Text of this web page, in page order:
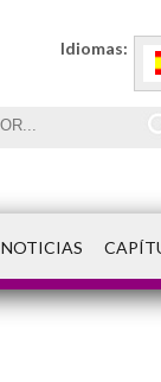
Idiomas:
NOTICIAS